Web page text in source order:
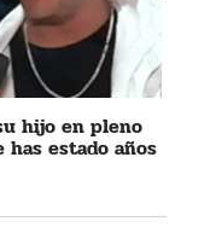
hijo en pleno
has estado años